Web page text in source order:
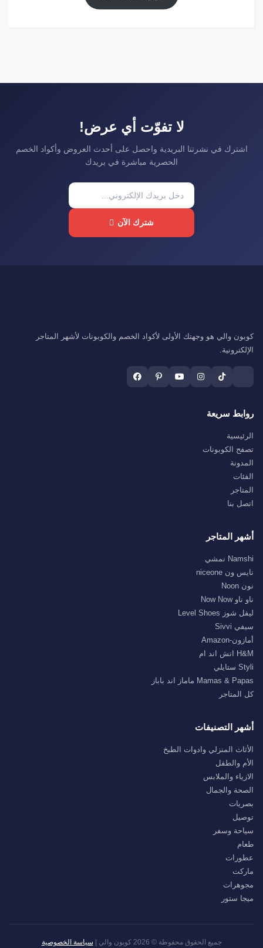
لا تفوّت أي عرض!
اشترك في نشرتنا البريدية واحصل على أحدث العروض وأكواد الخصم
الحصرية مباشرة في بريدك
شترك الآن
كوبون والي هو وجهتك الأولى لأكواد الخصم والكوبونات لأشهر المتاجر
الإلكترونية.
روابط سريعة
الرئيسية
تصفح الكوبونات
المدونة
الفئات
المتاجر
اتصل بنا
أشهر المتاجر
Namshi نمشي
نايس ون niceone
نون Noon
ناو ناو Now Now
ليفل شوز Level Shoes
سيفي Sivvi
أمازون-Amazon
H&M اتش اند ام
Styli ستايلي
Mamas & Papas ماماز اند باباز
كل المتاجر
أشهر التصنيفات
الأثاث المنزلي وادوات الطبخ
الأم والطفل
الازياء والملابس
الصحة والجمال
بصريات
توصيل
سياحة وسفر
طعام
عطورات
ماركت
مجوهرات
ميجا ستور
جميع الحقوق محفوظة © 2026 كوبون والي | سياسة الخصوصية